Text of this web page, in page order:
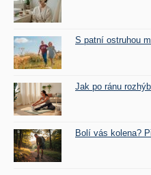
S patní ostruhou
Jak po ránu
Bolí vás kolena?